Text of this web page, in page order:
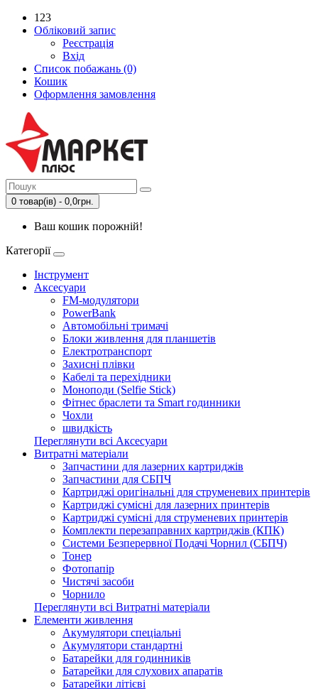
123
Обліковий запис
Реєстрація
Вхід
Список побажань (0)
Кошик
Оформлення замовлення
0 товар(ів) - 0,0грн.
Ваш кошик порожній!
Категорії
Інструмент
Аксесуари
FM-модулятори
PowerBank
Автомобільні тримачі
Блоки живлення для планшетів
Електротранспорт
Захисні плівки
Кабелі та перехідники
Моноподи (Selfie Stick)
Фітнес браслети та Smart годинники
Чохли
швидкість
Переглянути всі Аксесуари
Витратні матеріали
Запчастини для лазерних картриджів
Запчастини для СБПЧ
Картриджі оригінальні для струменевих принтерів
Картриджі сумісні для лазерних принтерів
Картриджі сумісні для струменевих принтерів
Комплекти перезаправних картриджів (КПК)
Системи Безперервної Подачі Чорнил (СБПЧ)
Тонер
Фотопапір
Чистячі засоби
Чорнило
Переглянути всі Витратні матеріали
Елементи живлення
Акумулятори спеціальні
Акумулятори стандартні
Батарейки для годинників
Батарейки для слухових апаратів
Батарейки літієві